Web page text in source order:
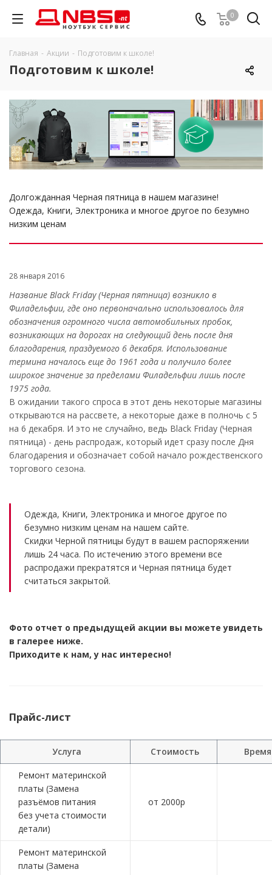
0
Главная - Акции - Подготовим к школе!
Подготовим к школе!
Долгожданная Черная пятница в нашем магазине!
Одежда, Книги, Электроника и многое другое по безумно
низким ценам
28 января 2016
Название Black Friday (Черная пятница) возникло в
Филадельфии, где оно первоначально использовалось для
обозначения огромного числа автомобильных пробок,
возникающих на дорогах на следующий день после дня
благодарения, праздуемого 6 декабря. Использование
термина началось еще до 1961 года и получило более
широкое значение за пределами Филадельфии лишь после
1975 года.
В ожидании такого спроса в этот день некоторые магазины
открываются на рассвете, а некоторые даже в полночь с 5
на 6 декабря. И это не случайно, ведь Black Friday (Черная
пятница) - день распродаж, который идет сразу после Дня
благодарения и обозначает собой начало рождественского
торгового сезона.
Одежда, Книги, Электроника и многое другое по
безумно низким ценам на нашем сайте.
Скидки Черной пятницы будут в вашем распоряжении
лишь 24 часа. По истечению этого времени все
распродажи прекратятся и Черная пятница будет
считаться закрытой.
Фото отчет о предыдущей акции вы можете увидеть
в галерее ниже.
Приходите к нам, у нас интересно!
Прайс-лист
Услуга Стоимость Время
Ремонт материнской
платы (Замена
разъёмов питания
без учета стоимости
детали)
от 2000р
Ремонт материнской
платы (Замена